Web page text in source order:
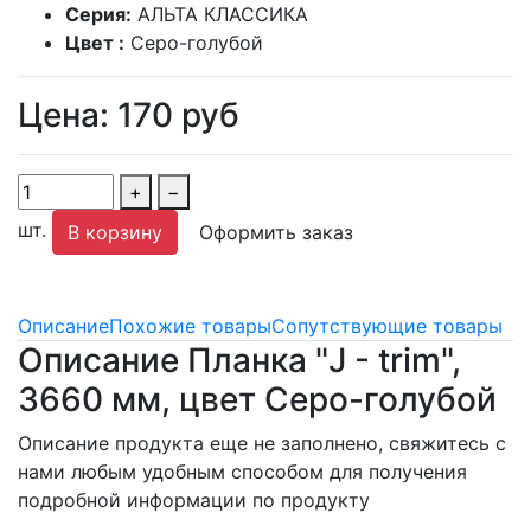
Серия: АЛЬТА КЛАССИКА
Цвет : Серо-голубой
Цена: 170 руб
+
−
шт.
В корзину Оформить заказ
ОписаниеПохожие товарыСопутствующие товары
Описание Планка "J - trim",
3660 мм, цвет Серо-голубой
Описание продукта еще не заполнено, свяжитесь с
нами любым удобным способом для получения
подробной информации по продукту